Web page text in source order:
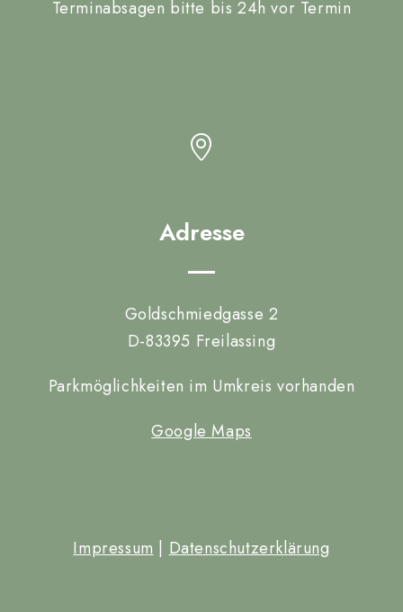
Terminabsagen bitte bis 24h vor Termin
Adresse
Goldschmiedgasse 2
D-83395 Freilassing
Parkmöglichkeiten im Umkreis vorhanden
Google Maps
Impressum | Datenschutzerklärung